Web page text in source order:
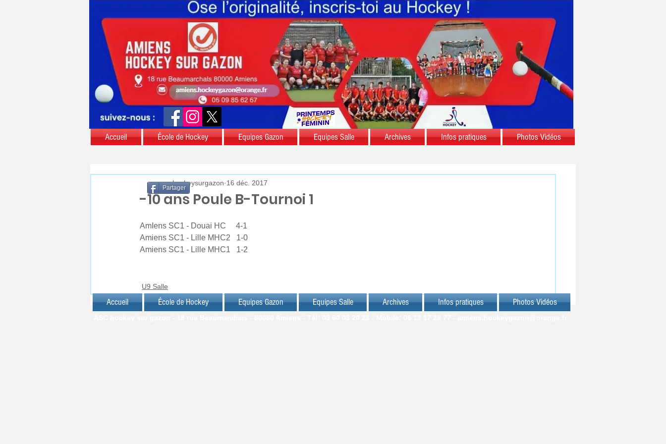
Accueil École de Hockey Equipes Gazon Equipes Salle Archives Infos pratiques Photos Vidéos
-10 ans Poule B-Tournoi 1
aschockeysurgazon 16 déc. 2017
AmIens SC1 - Douai HC     4-1
Amiens SC1 - Lille MHC2   1-0
Amiens SC1 - Lille MHC1   1-2
U9 Salle
Partager
Accueil École de Hockey Equipes Gazon Equipes Salle Archives Infos pratiques Photos Vidéos